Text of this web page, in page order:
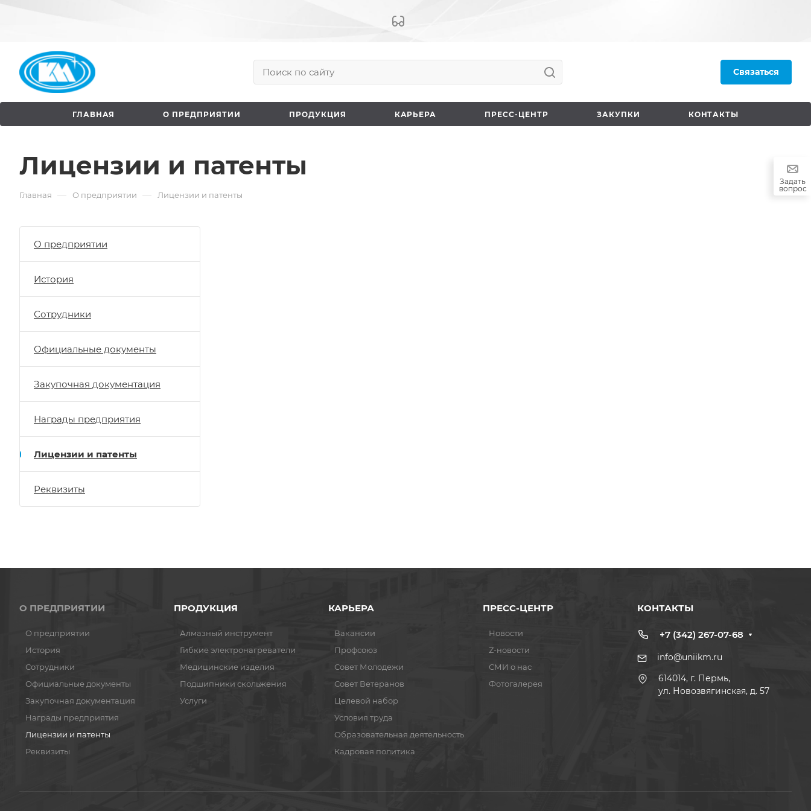
Связаться
ГЛАВНАЯ О ПРЕДПРИЯТИИ ПРОДУКЦИЯ КАРЬЕРА ПРЕCC-ЦЕНТР ЗАКУПКИ КОНТАКТЫ
Лицензии и патенты
Главная — О предприятии — Лицензии и патенты
О предприятии
История
Сотрудники
Официальные документы
Закупочная документация
Награды предприятия
Лицензии и патенты
Реквизиты
О ПРЕДПРИЯТИИ
О предприятии
История
Сотрудники
Официальные документы
Закупочная документация
Награды предприятия
Лицензии и патенты
Реквизиты
ПРОДУКЦИЯ
Алмазный инструмент
Гибкие электронагреватели
Медицинские изделия
Подшипники скольжения
Услуги
КАРЬЕРА
Вакансии
Профсоюз
Совет Молодежи
Совет Ветеранов
Целевой набор
Условия труда
Образовательная деятельность
Кадровая политика
ПРЕСС-ЦЕНТР
Новости
Z-новости
СМИ о нас
Фотогалерея
КОНТАКТЫ
+7 (342) 267-07-68
info@uniikm.ru
614014, г. Пермь,
ул. Новозвягинская, д. 57